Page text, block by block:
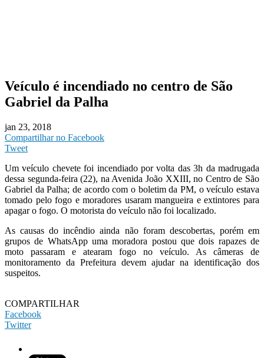
Veículo é incendiado no centro de São
Gabriel da Palha
jan 23, 2018
Compartilhar no Facebook
Tweet
Um veículo chevete foi incendiado por volta das 3h da madrugada
dessa segunda-feira (22), na Avenida João XXIII, no Centro de São
Gabriel da Palha; de acordo com o boletim da PM, o veículo estava
tomado pelo fogo e moradores usaram mangueira e extintores para
apagar o fogo. O motorista do veículo não foi localizado.
As causas do incêndio ainda não foram descobertas, porém em
grupos de WhatsApp uma moradora postou que dois rapazes de
moto passaram e atearam fogo no veículo. As câmeras de
monitoramento da Prefeitura devem ajudar na identificação dos
suspeitos.
COMPARTILHAR
Facebook
Twitter